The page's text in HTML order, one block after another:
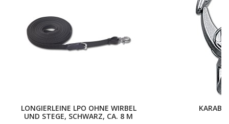
LONGIERLEINE LPO OHNE WIRBEL
UND STEGE, SCHWARZ, CA. 8 M